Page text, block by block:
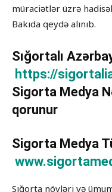
müraciətlər üzrə
Bakıda qeydə alınıb.
Sığortalı
https://
Sigorta Medya
qorunur
Sigorta Medya
Sığorta növləri və